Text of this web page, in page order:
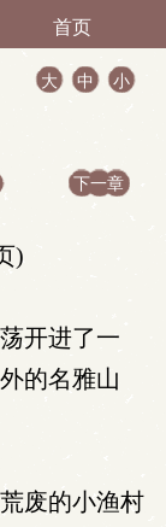
首页
大 中
小
下一章
)
开进了一
的名雅山
废的小渔村